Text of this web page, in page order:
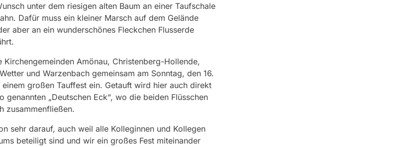
unter dem riesigen alten Baum an einer Taufschale
Dafür muss ein kleiner Marsch auf dem Gelände
aber an ein wunderschönes Fleckchen Flusserde
Kirchengemeinden Amönau, Christenberg-Hollende,
und Warzenbach gemeinsam am Sonntag, den 16.
einem großen Tauffest ein. Getauft wird hier auch direkt
genannten „Deutschen Eck“, wo die beiden Flüsschen
zusammenfließen.
sehr darauf, auch weil alle Kolleginnen und Kollegen
beteiligt sind und wir ein großes Fest miteinander